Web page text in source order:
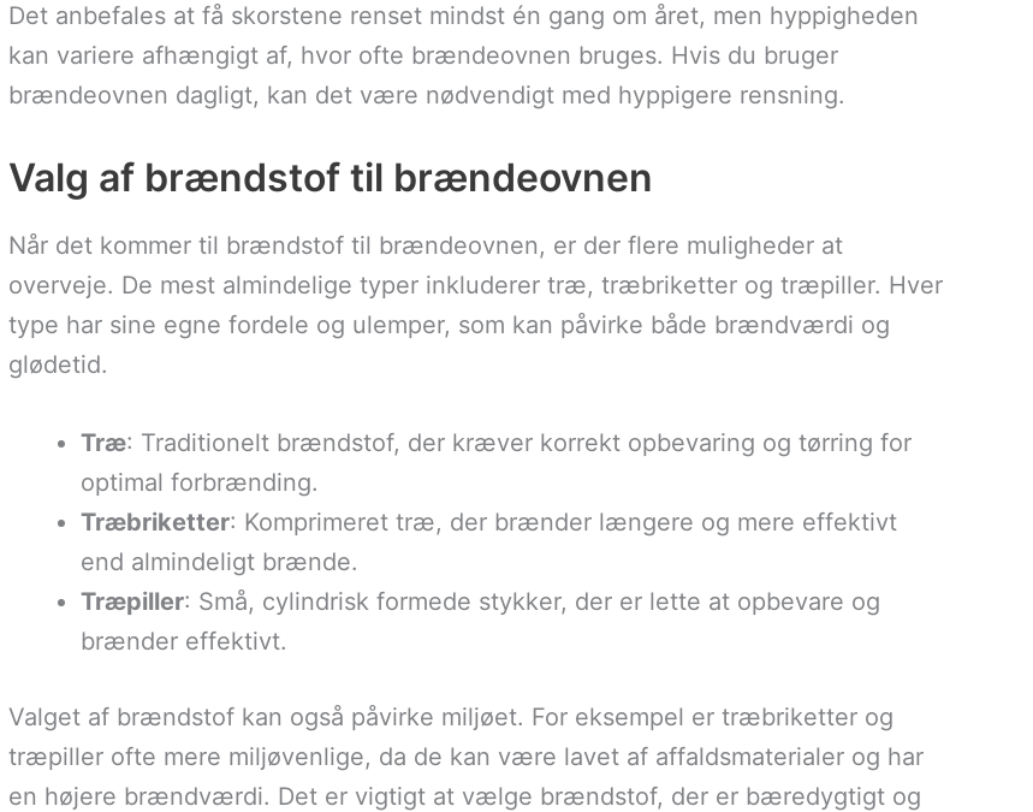
Det anbefales at få skorstene renset mindst én gang om året, men hyppigheden
kan variere afhængigt af, hvor ofte brændeovnen bruges. Hvis du bruger
brændeovnen dagligt, kan det være nødvendigt med hyppigere rensning.
Valg af brændstof til brændeovnen
Når det kommer til brændstof til brændeovnen, er der flere muligheder at
overveje. De mest almindelige typer inkluderer træ, træbriketter og træpiller. Hver
type har sine egne fordele og ulemper, som kan påvirke både brændværdi og
glødetid.
Træ: Traditionelt brændstof, der kræver korrekt opbevaring og tørring for
optimal forbrænding.
Træbriketter: Komprimeret træ, der brænder længere og mere effektivt
end almindeligt brænde.
Træpiller: Små, cylindrisk formede stykker, der er lette at opbevare og
brænder effektivt.
Valget af brændstof kan også påvirke miljøet. For eksempel er træbriketter og
træpiller ofte mere miljøvenlige, da de kan være lavet af affaldsmaterialer og har
en højere brændværdi. Det er vigtigt at vælge brændstof, der er bæredygtigt og